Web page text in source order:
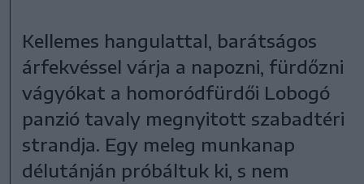
Kellemes hangulattal, barátságos
árfekvéssel várja a napozni, fürdőzni
vágyókat a homoródfürdői Lobogó
panzió tavaly megnyitott szabadtéri
strandja. Egy meleg munkanap
délutánján próbáltuk ki, s nem